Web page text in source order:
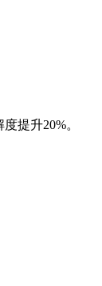
提升20%。